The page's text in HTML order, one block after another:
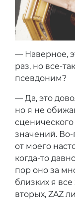
— Наверное,
раз, но все-
псевдоним?
— Да, это
но я не
значений.
от моего
когда-то
пор оно за
близких я
вторых, ZAZ